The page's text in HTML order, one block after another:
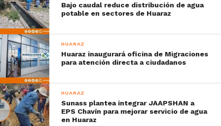
Bajo caudal reduce distribución de agua
potable en sectores de Huaraz
HUARAZ
Huaraz inaugurará oficina de Migraciones
para atención directa a ciudadanos
HUARAZ
Sunass plantea integrar JAAPSHAN a
EPS Chavín para mejorar servicio de agua
en Huaraz